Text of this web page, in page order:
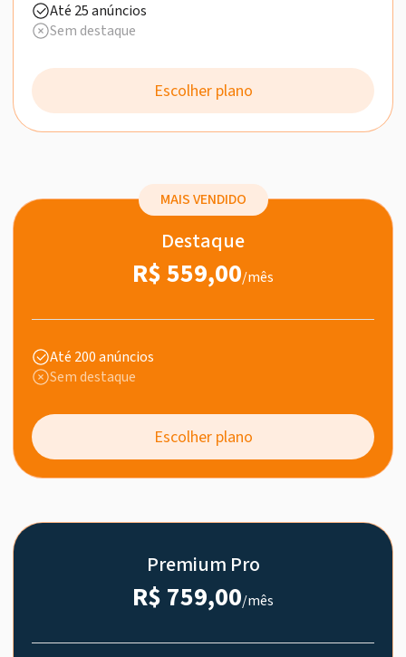
Até 25 anúncios
Sem destaque
Escolher plano
MAIS VENDIDO
Destaque
R$ 559,00/mês
Até 200 anúncios
Sem destaque
Escolher plano
Premium Pro
R$ 759,00/mês